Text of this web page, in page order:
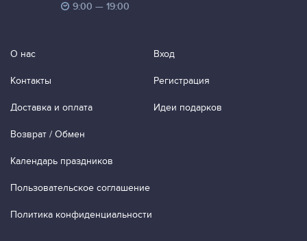
9:00 — 19:00
О нас
Контакты
Доставка и оплата
Возврат / Обмен
Календарь праздников
Пользовательское соглашение
Политика конфиденциальности
Вход
Регистрация
Идеи подарков